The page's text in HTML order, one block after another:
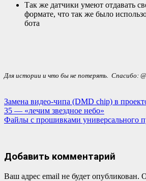
Так же датчики умеют отдавать
формате, что так же было
бота
Для истории и что бы не потерять. Спасибо:
Навигация
по
Замена видео-чипа (DMD chip) в
35 — «лечим звездное небо»
Файлы с прошивками универсального
Добавить комментарий
Ваш адрес email не будет опубликован.